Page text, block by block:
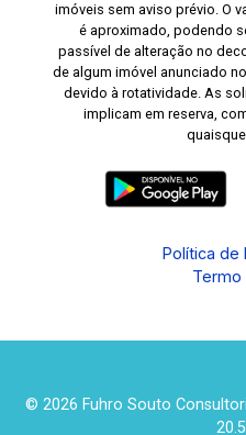
imóveis sem aviso prévio. O
é aproximado, podendo
passível de alteração no
de algum imóvel anunciado
devido à rotatividade. As
implicam em reserva,
Política de
Termo
© 2026 Fuhro Souto